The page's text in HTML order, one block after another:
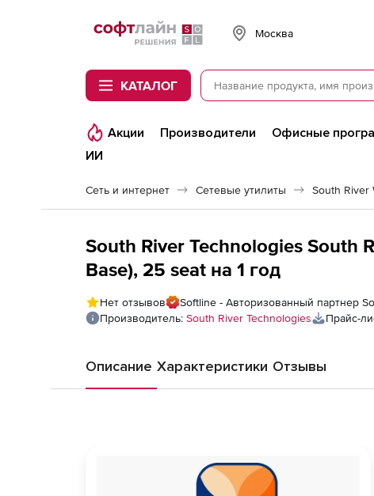
Softline
Москва
КАТАЛОГ
Акции Производители Офисные
ИИ
Сеть и интернет Сетевые утилиты South River
South River Technologies South
Base), 25 seat на 1 год
Нет отзывов
Softline - Авторизованный партнер
Производитель: South River Technologies Прайс-
Описание Характеристики Отзывы